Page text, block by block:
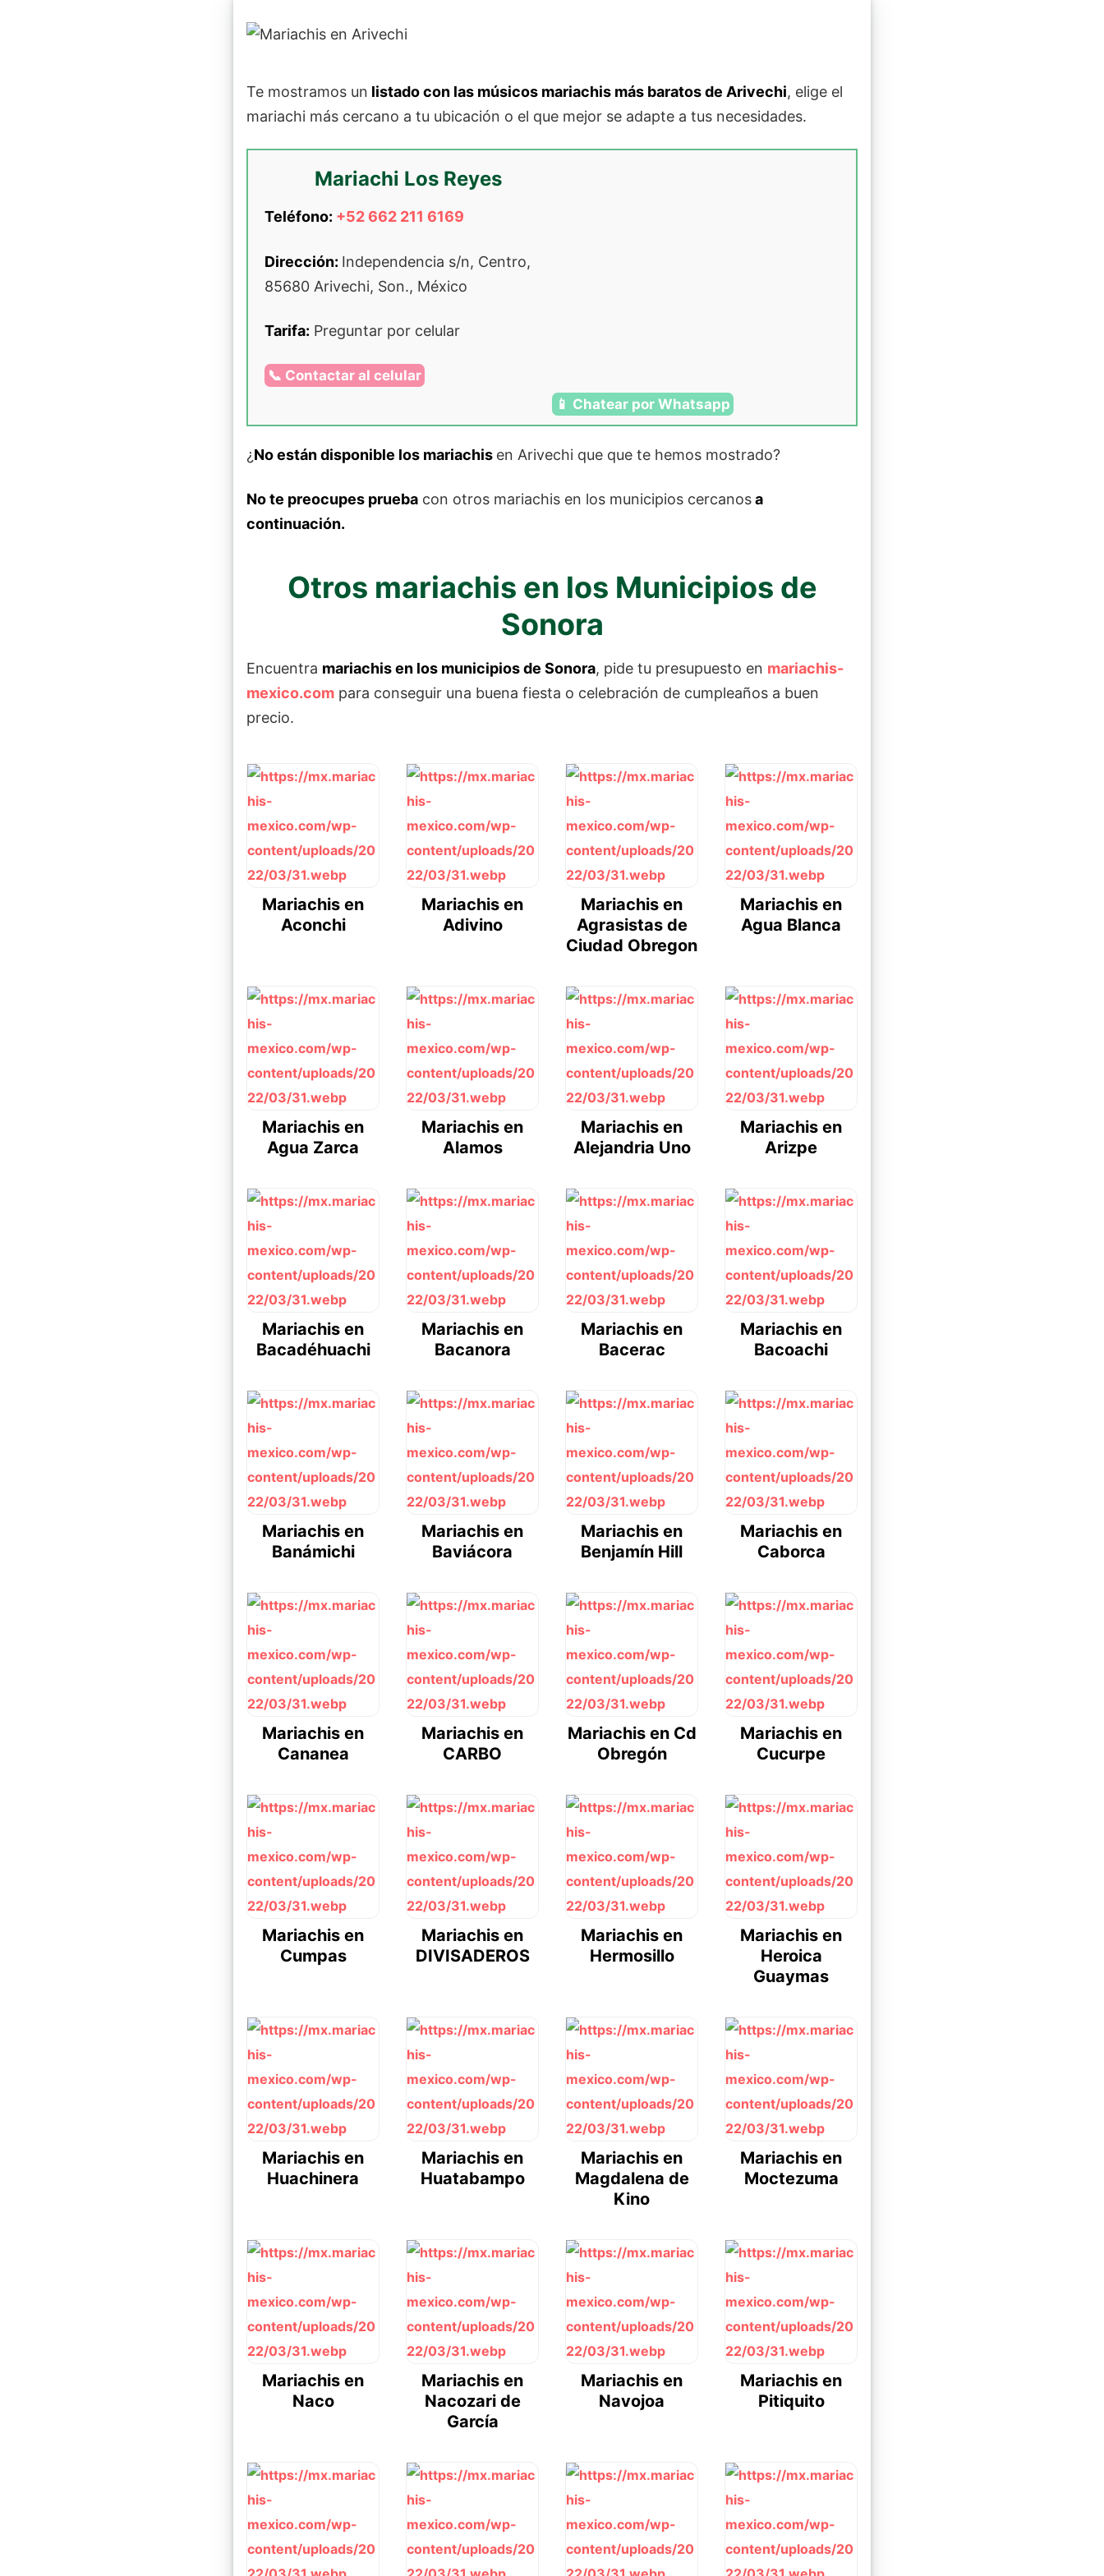
Te mostramos un listado con las músicos mariachis más baratos de Arivechi, elige el
mariachi más cercano a tu ubicación o el que mejor se adapte a tus necesidades.
Mariachi Los Reyes
Teléfono: +52 662 211 6169
Dirección: Independencia s/n, Centro,
85680 Arivechi, Son., México
Tarifa: Preguntar por celular
📞 Contactar al celular
📱 Chatear por Whatsapp
¿No están disponible los mariachis en Arivechi que que te hemos mostrado?
No te preocupes prueba con otros mariachis en los municipios cercanosa
continuación.
Otros mariachis en los Municipios de
Sonora
Encuentra mariachis en los municipios de Sonora, pide tu presupuesto en mariachis-
mexico.com para conseguir una buena fiesta o celebración de cumpleaños a buen
precio.
Mariachis en
Aconchi
Mariachis en
Adivino
Mariachis en
Agrasistas de
Ciudad Obregon
Mariachis en
Agua Blanca
Mariachis en
Agua Zarca
Mariachis en
Alamos
Mariachis en
Alejandria Uno
Mariachis en
Arizpe
Mariachis en
Bacadéhuachi
Mariachis en
Bacanora
Mariachis en
Bacerac
Mariachis en
Bacoachi
Mariachis en
Banámichi
Mariachis en
Baviácora
Mariachis en
Benjamín Hill
Mariachis en
Caborca
Mariachis en
Cananea
Mariachis en
CARBO
Mariachis en Cd
Obregón
Mariachis en
Cucurpe
Mariachis en
Cumpas
Mariachis en
DIVISADEROS
Mariachis en
Hermosillo
Mariachis en
Heroica
Guaymas
Mariachis en
Huachinera
Mariachis en
Huatabampo
Mariachis en
Magdalena de
Kino
Mariachis en
Moctezuma
Mariachis en
Naco
Mariachis en
Nacozari de
García
Mariachis en
Navojoa
Mariachis en
Pitiquito